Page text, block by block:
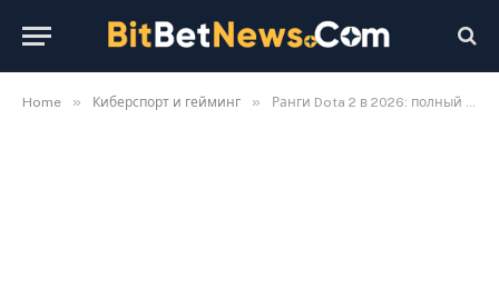
Home » Киберспорт и гейминг » Ранги Dota 2 в 2026: полный список от Herald до Immortal и сколько MMR нужно